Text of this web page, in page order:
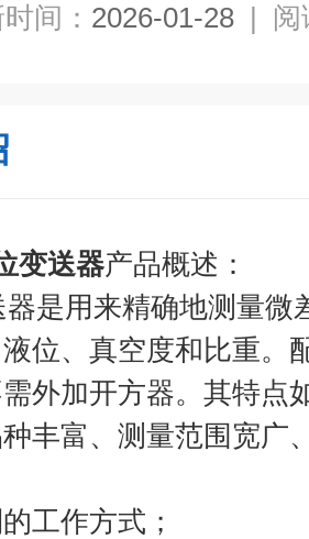
间： 2026-01-28 | 阅
变送器产品概述 ：
器是用来精确地测量微
位、真空度和比重。
外加开方器。其特点
丰富、测量范围宽广
工作方式；